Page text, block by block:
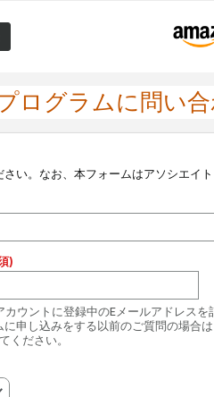
ログラムに問い
い。なお、本フォームはアソシエイ
)
ウントに登録中のEメールアドレスを
申し込みをする以前のご質問の場合
ください。